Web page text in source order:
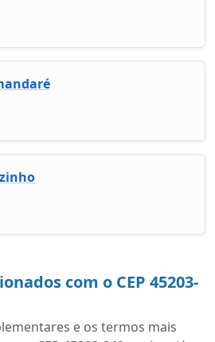
com o CEP 45203-
e os termos mais